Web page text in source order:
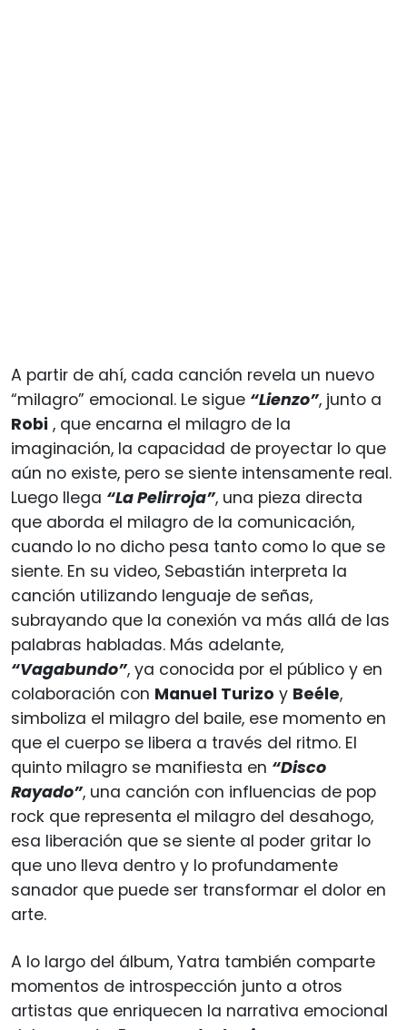
A partir de ahí, cada canción revela un nuevo
“milagro” emocional. Le sigue “Lienzo”, junto a
Robi , que encarna el milagro de la
imaginación, la capacidad de proyectar lo que
aún no existe, pero se siente intensamente real.
Luego llega “La Pelirroja”, una pieza directa
que aborda el milagro de la comunicación,
cuando lo no dicho pesa tanto como lo que se
siente. En su video, Sebastián interpreta la
canción utilizando lenguaje de señas,
subrayando que la conexión va más allá de las
palabras habladas. Más adelante,
“Vagabundo”, ya conocida por el público y en
colaboración con Manuel Turizo y Beéle,
simboliza el milagro del baile, ese momento en
que el cuerpo se libera a través del ritmo. El
quinto milagro se manifiesta en “Disco
Rayado”, una canción con influencias de pop
rock que representa el milagro del desahogo,
esa liberación que se siente al poder gritar lo
que uno lleva dentro y lo profundamente
sanador que puede ser transformar el dolor en
arte.
A lo largo del álbum, Yatra también comparte
momentos de introspección junto a otros
artistas que enriquecen la narrativa emocional